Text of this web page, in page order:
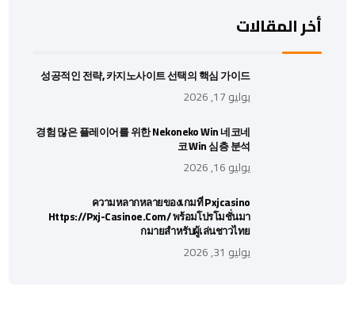
أخر المقالات
성공적인 전략, 카지노사이트 선택의 핵심 가이드
يوليو 17, 2026
경험 많은 플레이어를 위한 Nekoneko Win 네코네
코 Win 심층 분석
يوليو 16, 2026
ความหลากหลายของเกมที่ Pxjcasino
Https://pxj-Casinoe.com/ พร้อมโปรโมชั่นมา
กมายสำหรับผู้เล่นชาวไทย
يوليو 31, 2026